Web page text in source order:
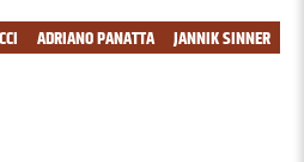
JANNIK SINNER
ADRIANO PANATTA